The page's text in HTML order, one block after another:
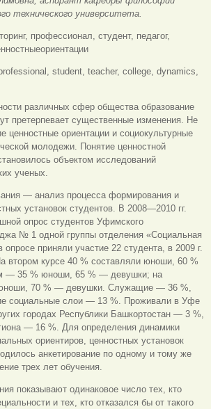
технического университета.
профессионал, студент, педагог,
ориентации
student, teacher, college, dynamics,
различных сфер общества образование
претерпевает существенные изменения. Не
ценностные ориентации и социокультурные
молодежи. Понятие ценностной
объектом исследований
ученых.
— анализ процесса формирования и
установок студентов. В 2008—2010 гг.
опрос студентов Уфимского
№ 1 одной группы отделения «Социальная
опросе приняли участие 22 студента, в 2009 г.
втором курсе 40 % составляли юноши, 60 %
— 35 % юноши, 65 % — девушки; на
70 % — девушки. Служащие — 36 %,
социальные слои — 13 %. Проживали в Уфе
городах Республики Башкортостан — 3 %,
— 16 %. Для определения динамики
ориентиров, ценностных установок
анкетирование по одному и тому же
трех лет обучения.
показывают одинаковое число тех, кто
и тех, кто отказался бы от такого